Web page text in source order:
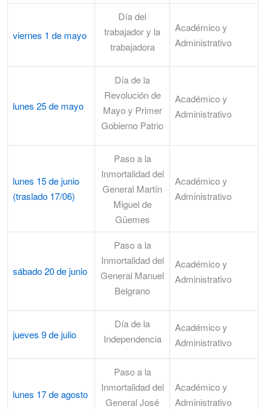
viernes 1 de mayo
Día del
trabajador y la
trabajadora
Académico y
Administrativo
lunes 25 de mayo
Día de la
Revolución de
Mayo y Primer
Gobierno Patrio
Académico y
Administrativo
lunes 15 de junio
(traslado 17/06)
Paso a la
Inmortalidad del
General Martín
Miguel de
Güemes
Académico y
Administrativo
sábado 20 de junio
Paso a la
Inmortalidad del
General Manuel
Belgrano
Académico y
Administrativo
jueves 9 de julio
Día de la
Independencia
Académico y
Administrativo
lunes 17 de agosto
Paso a la
Inmortalidad del
General José
Académico y
Administrativo